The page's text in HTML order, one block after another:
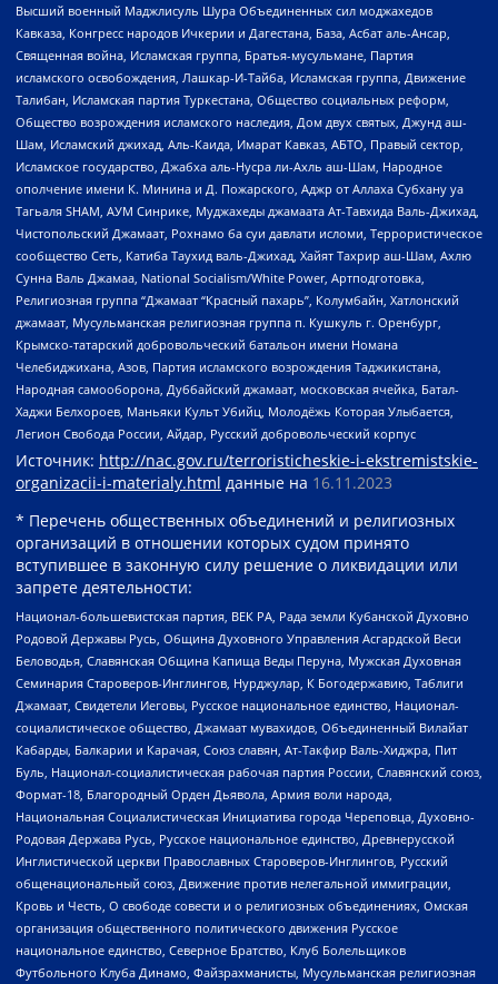
Высший военный Маджлисуль Шура Объединенных сил моджахедов
Кавказа, Конгресс народов Ичкерии и Дагестана, База, Асбат аль-Ансар,
Священная война, Исламская группа, Братья-мусульмане, Партия
исламского освобождения, Лашкар-И-Тайба, Исламская группа, Движение
Талибан, Исламская партия Туркестана, Общество социальных реформ,
Общество возрождения исламского наследия, Дом двух святых, Джунд аш-
Шам, Исламский джихад, Аль-Каида, Имарат Кавказ, АБТО, Правый сектор,
Исламское государство, Джабха аль-Нусра ли-Ахль аш-Шам, Народное
ополчение имени К. Минина и Д. Пожарского, Аджр от Аллаха Субхану уа
Тагьаля SHAM, АУМ Синрике, Муджахеды джамаата Ат-Тавхида Валь-Джихад,
Чистопольский Джамаат, Рохнамо ба суи давлати исломи, Террористическое
сообщество Сеть, Катиба Таухид валь-Джихад, Хайят Тахрир аш-Шам, Ахлю
Сунна Валь Джамаа, National Socialism/White Power, Артподготовка,
Религиозная группа “Джамаат “Красный пахарь”, Колумбайн, Хатлонский
джамаат, Мусульманская религиозная группа п. Кушкуль г. Оренбург,
Крымско-татарский добровольческий батальон имени Номана
Челебиджихана, Азов, Партия исламского возрождения Таджикистана,
Народная самооборона, Дуббайский джамаат, московская ячейка, Батал-
Хаджи Белхороев, Маньяки Культ Убийц, Молодёжь Которая Улыбается,
Легион Свобода России, Айдар, Русский добровольческий корпус
Источник: http://nac.gov.ru/terroristicheskie-i-ekstremistskie-
organizacii-i-materialy.html данные на 16.11.2023
* Перечень общественных объединений и религиозных
организаций в отношении которых судом принято
вступившее в законную силу решение о ликвидации или
запрете деятельности:
Национал-большевистская партия, ВЕК РА, Рада земли Кубанской Духовно
Родовой Державы Русь, Община Духовного Управления Асгардской Веси
Беловодья, Славянская Община Капища Веды Перуна, Мужская Духовная
Семинария Староверов-Инглингов, Нурджулар, К Богодержавию, Таблиги
Джамаат, Свидетели Иеговы, Русское национальное единство, Национал-
социалистическое общество, Джамаат мувахидов, Объединенный Вилайат
Кабарды, Балкарии и Карачая, Союз славян, Ат-Такфир Валь-Хиджра, Пит
Буль, Национал-социалистическая рабочая партия России, Славянский союз,
Формат-18, Благородный Орден Дьявола, Армия воли народа,
Национальная Социалистическая Инициатива города Череповца, Духовно-
Родовая Держава Русь, Русское национальное единство, Древнерусской
Инглистической церкви Православных Староверов-Инглингов, Русский
общенациональный союз, Движение против нелегальной иммиграции,
Кровь и Честь, О свободе совести и о религиозных объединениях, Омская
организация общественного политического движения Русское
национальное единство, Северное Братство, Клуб Болельщиков
Футбольного Клуба Динамо, Файзрахманисты, Мусульманская религиозная